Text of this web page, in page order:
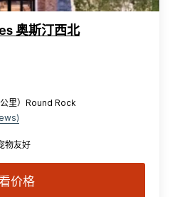
奥斯汀西北
里）Round Rock
物友好
价格